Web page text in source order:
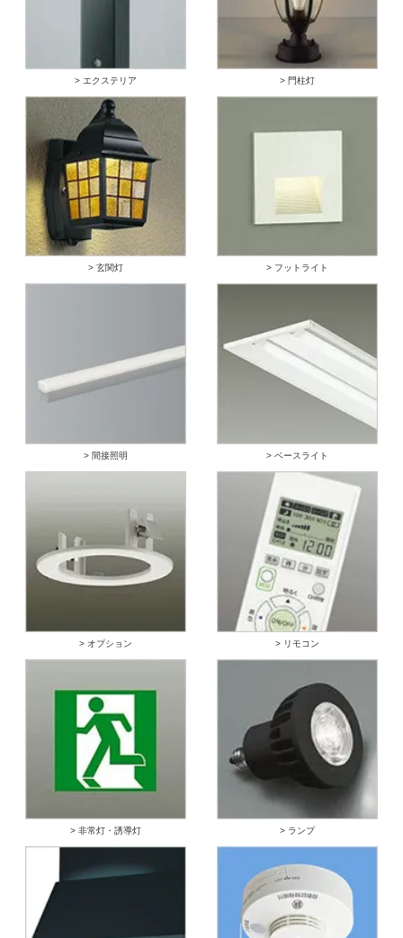
> エクステリア > 門柱灯
> 玄関灯 > フットライト
> 間接照明 > ベースライト
> オプション > リモコン
> 非常灯・誘導灯 > ランプ